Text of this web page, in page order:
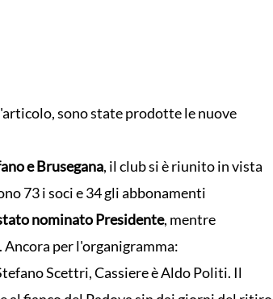
sono state prodotte le nuove
e Brusegana, il club si è riunito in vista
73 i soci e 34 gli abbonamenti
nominato Presidente, mentre
per l'organigramma:
Scettri, Cassiere è Aldo Politi. Il